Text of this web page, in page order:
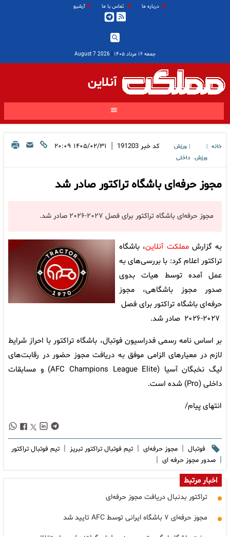
درباره ما تماس با ما آرشیو
جمعه ۱۶ مرداد ۱۴۰۵ |
2026 August 7
آنلاین
خانه
ورزش
ورزش
داخلی
کد خبر 191203
| ۱۴۰۵/۰۲/۳۱ ۲۰:۰۹
مجوز حرفه‌ای باشگاه تراکتور صادر شد
مجوز حرفه‌ای باشگاه تراکتور برای فصل ۲۰۲۷-۲۰۲۶ صادر شد.
به گزارشمملکت آنلاین، باشگاه
تراکتور اعلام کرد: با بررسی‌های به
عمل آمده توسط هیات بدوی
صدور مجوز باشگاهی، مجوز
حرفه‌ای باشگاه تراکتور برای فصل
بر اساس نامه رسمی فدراسیون فوتبال، باشگاه تراکتور با احراز شرایط
لازم در معیارهای الزامی موفق به دریافت مجوز حضور در رقابت‌های
لیگ نخبگان آسیا (AFC Champions League Elite) و مسابقات
داخلی (Pro) شده است.
انتهای پیام/
فوتبال | مجوز حرفه‌ای | تیم فوتبال تراکتور تبریز | تیم فوتبال تراکتور
| صدور مجوز حرفه ای |
اخبار مرتبط
تراکتور بدنبال دریافت مجوز حرفه‌ای
مجوز حرفه‌ای ۷ باشگاه ایرانی توسط AFC تایید شد